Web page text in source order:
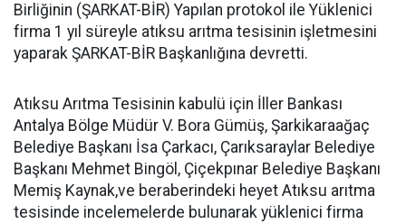
Birliğinin (ŞARKAT-BİR) Yapılan protokol ile Yüklenici
firma 1 yıl süreyle atıksu arıtma tesisinin işletmesini
yaparak ŞARKAT-BİR Başkanlığına devretti.
Atıksu Arıtma Tesisinin kabulü için İller Bankası
Antalya Bölge Müdür V. Bora Gümüş, Şarkikaraağaç
Belediye Başkanı İsa Çarkacı, Çarıksaraylar Belediye
Başkanı Mehmet Bingöl, Çiçekpınar Belediye Başkanı
Memiş Kaynak,ve beraberindeki heyet Atıksu arıtma
tesisinde incelemelerde bulunarak yüklenici firma